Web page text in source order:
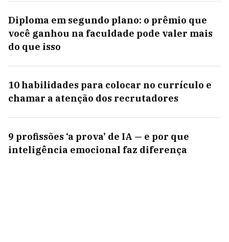
Diploma em segundo plano: o prêmio que
você ganhou na faculdade pode valer mais
do que isso
10 habilidades para colocar no currículo e
chamar a atenção dos recrutadores
9 profissões ‘a prova’ de IA — e por que
inteligência emocional faz diferença